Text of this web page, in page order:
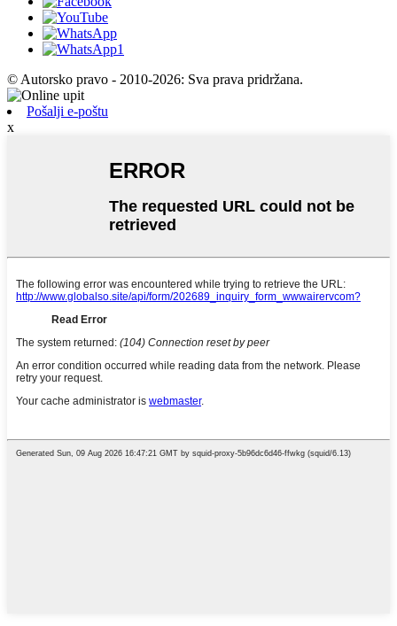
© Autorsko pravo - 2010-2026: Sva prava pridržana.
Pošalji e-poštu
x